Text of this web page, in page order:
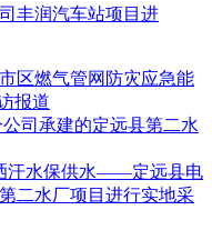
丰润汽车站项目进
区燃气管网防灾应急能
报道
司承建的定远县第二水
汗水保供水——定远县电
二水厂项目进行实地采